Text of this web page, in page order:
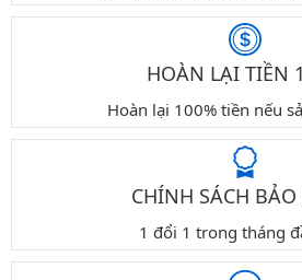
HOÀN LẠI TIỀN
Hoàn lại 100% tiền nếu
CHÍNH SÁCH
1 đổi 1 trong tháng